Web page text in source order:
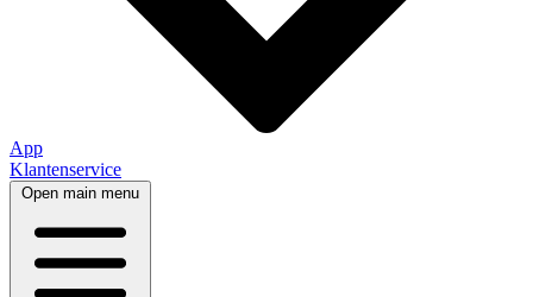
App
Klantenservice
Open main menu